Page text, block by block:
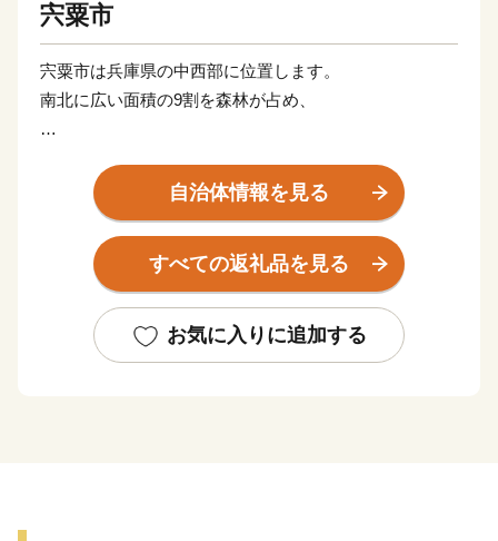
宍粟市
宍粟市は兵庫県の中西部に位置します。
南北に広い面積の9割を森林が占め、
たしてきた 山崎町》
《特に古くから歴史・文化遺産を数多く有する 一宮
《平安時代には京都石清水八幡宮の荘園として組み入れ
《冬には市内でも特に積雪が多く、和鉄の郷として繁栄
してきた 千種町》
自治体情報を見る
すべての返礼品を見る
お気に入りに追加する